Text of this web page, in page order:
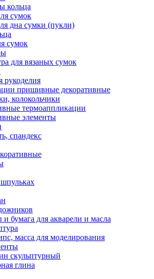
кольца
сумок
дна сумки (пукли)
сумок
для вязаных сумок
рукоделия
пришивные декоративные
колокольчики
термоаппликации
элементы
спандекс
бумага для акварели и масла
масса для моделирования
скульптурный
глина